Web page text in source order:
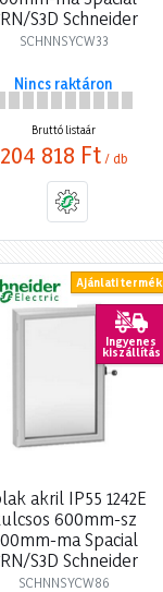
S3D Schneider
SCHNNSYCW33
Nincs raktáron
Bruttó listaár
204 818 Ft / db
Ajánlati termék
Ingyenes
kiszállítás
akril IP55 1242E
600mm-sz
ma Spacial
S3D Schneider
SCHNNSYCW86